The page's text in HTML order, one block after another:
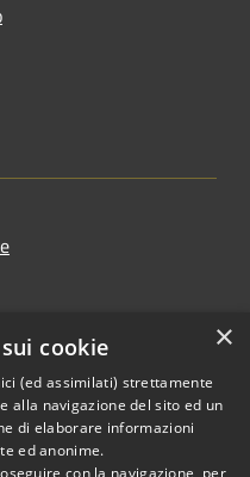
×
cookie
(ed assimilati) strettamente
alla navigazione del sito ed un
di elaborare informazioni
ed anonime.
con la navigazione, per